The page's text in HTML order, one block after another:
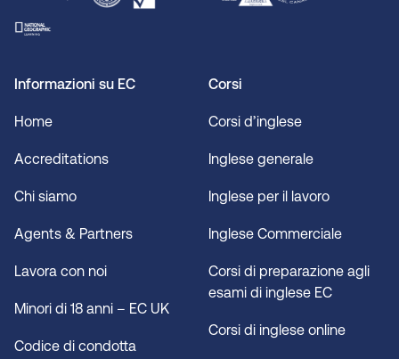
Informazioni su EC
Home
Accreditations
Chi siamo
Agents & Partners
Lavora con noi
Minori di 18 anni – EC UK
Codice di condotta
Corsi
Corsi d’inglese
Inglese generale
Inglese per il lavoro
Inglese Commerciale
Corsi di preparazione agli
esami di inglese EC
Corsi di inglese online